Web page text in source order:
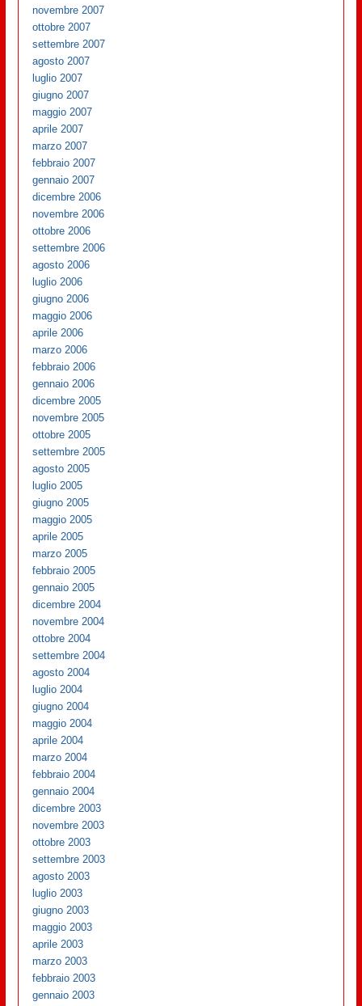
novembre 2007
ottobre 2007
settembre 2007
agosto 2007
luglio 2007
giugno 2007
maggio 2007
aprile 2007
marzo 2007
febbraio 2007
gennaio 2007
dicembre 2006
novembre 2006
ottobre 2006
settembre 2006
agosto 2006
luglio 2006
giugno 2006
maggio 2006
aprile 2006
marzo 2006
febbraio 2006
gennaio 2006
dicembre 2005
novembre 2005
ottobre 2005
settembre 2005
agosto 2005
luglio 2005
giugno 2005
maggio 2005
aprile 2005
marzo 2005
febbraio 2005
gennaio 2005
dicembre 2004
novembre 2004
ottobre 2004
settembre 2004
agosto 2004
luglio 2004
giugno 2004
maggio 2004
aprile 2004
marzo 2004
febbraio 2004
gennaio 2004
dicembre 2003
novembre 2003
ottobre 2003
settembre 2003
agosto 2003
luglio 2003
giugno 2003
maggio 2003
aprile 2003
marzo 2003
febbraio 2003
gennaio 2003